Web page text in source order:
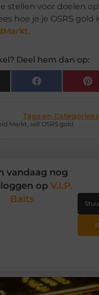
stellen voor doelen
hoe je je OSRS gold
.
Deel hem dan op:
Facebook
Tags en
Markt, sell OSRS gold
vandaag nog
op V.I.P.
Baits